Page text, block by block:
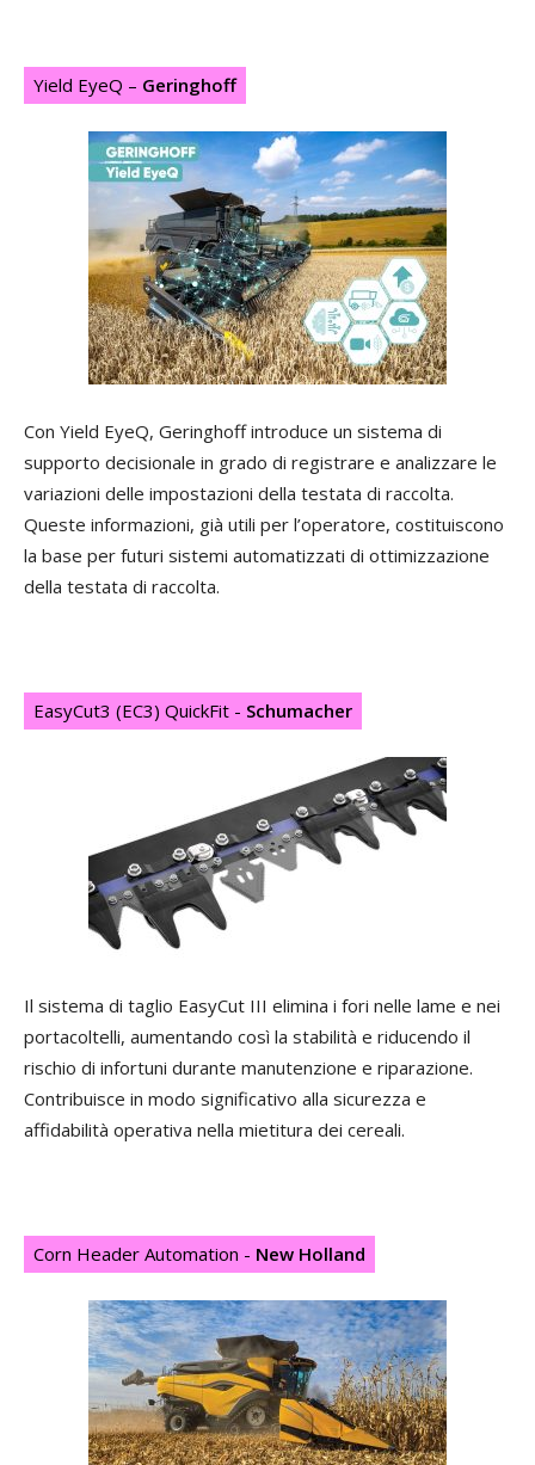
Yield EyeQ – Geringhoff
Con Yield EyeQ, Geringhoff introduce un sistema di
supporto decisionale in grado di registrare e analizzare le
variazioni delle impostazioni della testata di raccolta.
Queste informazioni, già utili per l’operatore, costituiscono
la base per futuri sistemi automatizzati di ottimizzazione
della testata di raccolta.
EasyCut3 (EC3) QuickFit - Schumacher
Il sistema di taglio EasyCut III elimina i fori nelle lame e nei
portacoltelli, aumentando così la stabilità e riducendo il
rischio di infortuni durante manutenzione e riparazione.
Contribuisce in modo significativo alla sicurezza e
affidabilità operativa nella mietitura dei cereali.
Corn Header Automation - New Holland